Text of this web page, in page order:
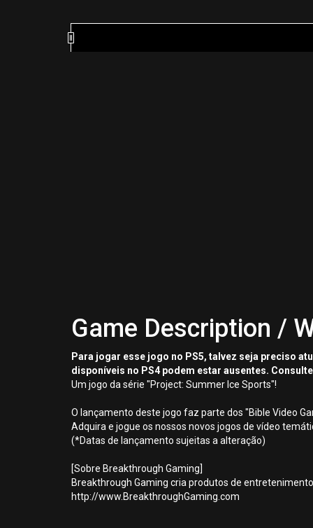
Game Description /
Para jogar esse jogo no PS5, talvez seja preciso
disponíveis no PS4 podem estar ausentes.
Um jogo da série "Project: Summer Ice Sports"!
O lançamento deste jogo faz parte dos "Bible Video
Adquira e jogue os nossos novos jogos de vídeo
(*Datas de lançamento sujeitas a alteração)
[Sobre Breakthrough Gaming]
Breakthrough Gaming cria produtos de
http://www.BreakthroughGaming.com